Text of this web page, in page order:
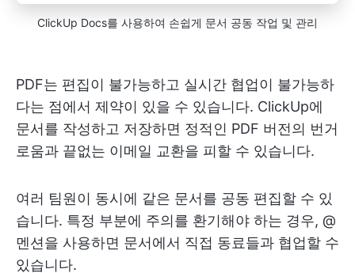
ClickUp Docs를 사용하여 손쉽게 문서 공동 작업 및 관리
PDF는 편집이 불가능하고 실시간 협업이 불가능하
다는 점에서 제약이 있을 수 있습니다. ClickUp에
문서를 작성하고 저장하면 정적인 PDF 버전의 번거
로움과 끝없는 이메일 교환을 피할 수 있습니다.
여러 팀원이 동시에 같은 문서를 공동 편집할 수 있
습니다. 특정 부분에 주의를 환기해야 하는 경우, @
멘션을 사용하면 문서에서 직접 동료들과 협업할 수
있습니다.